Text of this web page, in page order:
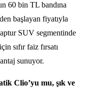
60 bin TL bandına
başlayan fiyatıyla
SUV segmentinde
sıfır faiz fırsatı
sunuyor.
Clio’yu mu, şık ve